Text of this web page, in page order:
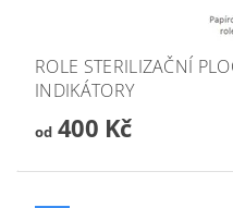
ROLE STERILIZAČNÍ
INDIKÁTORY
od400 Kč